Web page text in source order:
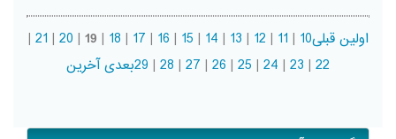
اولین قبلی10
|
11
|
12
|
13
|
14
|
15
|
16
|
17
|
18
|
19
|
20
|
21
|
22
|
23
|
24
|
25
|
26
|
27
|
28
|
29بعدی آخرین